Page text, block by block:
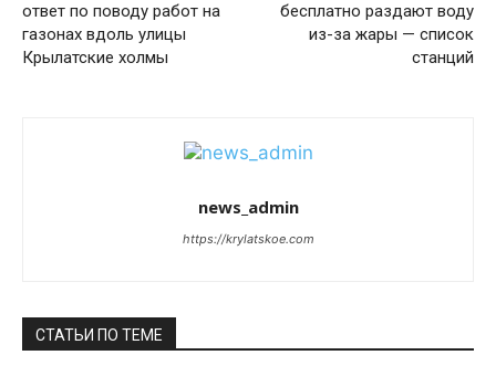
ответ по поводу работ на
газонах вдоль улицы
Крылатские холмы
бесплатно раздают воду
из-за жары — список
станций
news_admin
https://krylatskoe.com
СТАТЬИ ПО ТЕМЕ